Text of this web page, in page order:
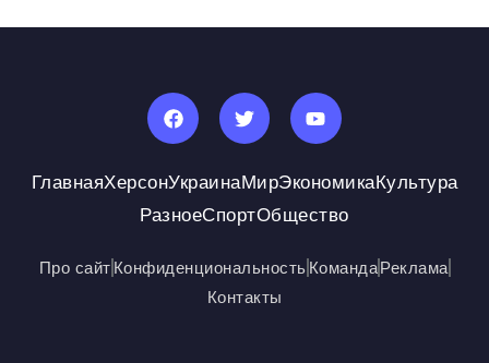
ГлавнаяХерсонУкраинаМирЭкономикаКультура
РазноеСпортОбщество
Про сайтКонфиденциональностьКомандаРеклама
Контакты